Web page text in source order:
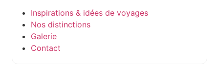
Inspirations & idées de voyages
Nos distinctions
Galerie
Contact